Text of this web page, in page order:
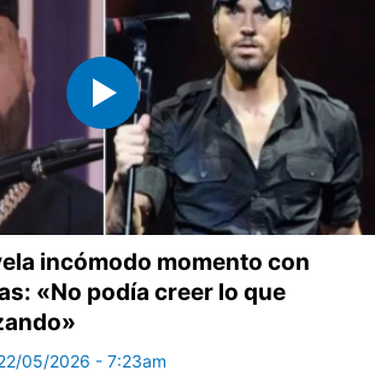
incómodo momento con
«No podía creer lo que
05/2026 - 7:23am